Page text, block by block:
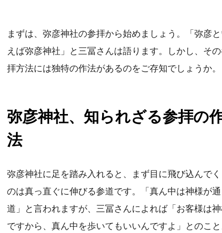
まずは、弥彦神社の参拝から始めましょう。「弥彦
えば弥彦神社」と三冨さんは語ります。しかし、そ
拝方法には独特の作法があるのをご存知でしょうか。
弥彦神社、知られざる参拝の
法
弥彦神社に足を踏み入れると、まず目に飛び込んで
のは真っ直ぐに伸びる参道です。「真ん中は神様が
道」と言われますが、三冨さんによれば「お客様は
ですから、真ん中を歩いてもいいんですよ」とのこ